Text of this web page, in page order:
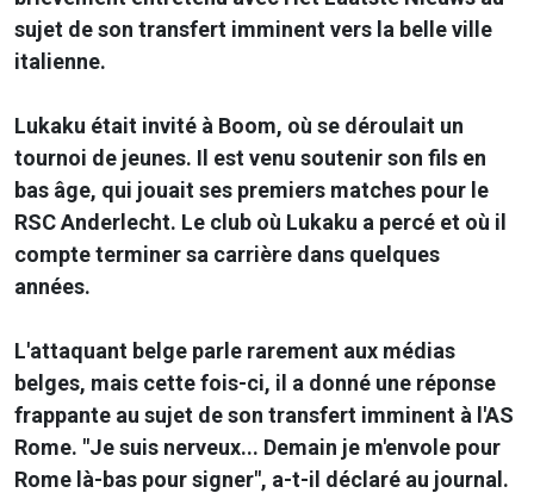
sujet de son transfert imminent vers la belle ville
italienne.
Lukaku était invité à Boom, où se déroulait un
tournoi de jeunes. Il est venu soutenir son fils en
bas âge, qui jouait ses premiers matches pour le
RSC Anderlecht. Le club où Lukaku a percé et où il
compte terminer sa carrière dans quelques
années.
L'attaquant belge parle rarement aux médias
belges, mais cette fois-ci, il a donné une réponse
frappante au sujet de son transfert imminent à l'AS
Rome. "Je suis nerveux... Demain je m'envole pour
Rome là-bas pour signer", a-t-il déclaré au journal.